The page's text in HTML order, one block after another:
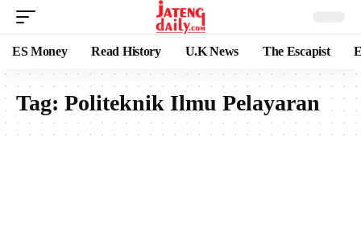
ES Money Read History U.K News The Escapist
Tag: Politeknik Ilmu Pelayaran